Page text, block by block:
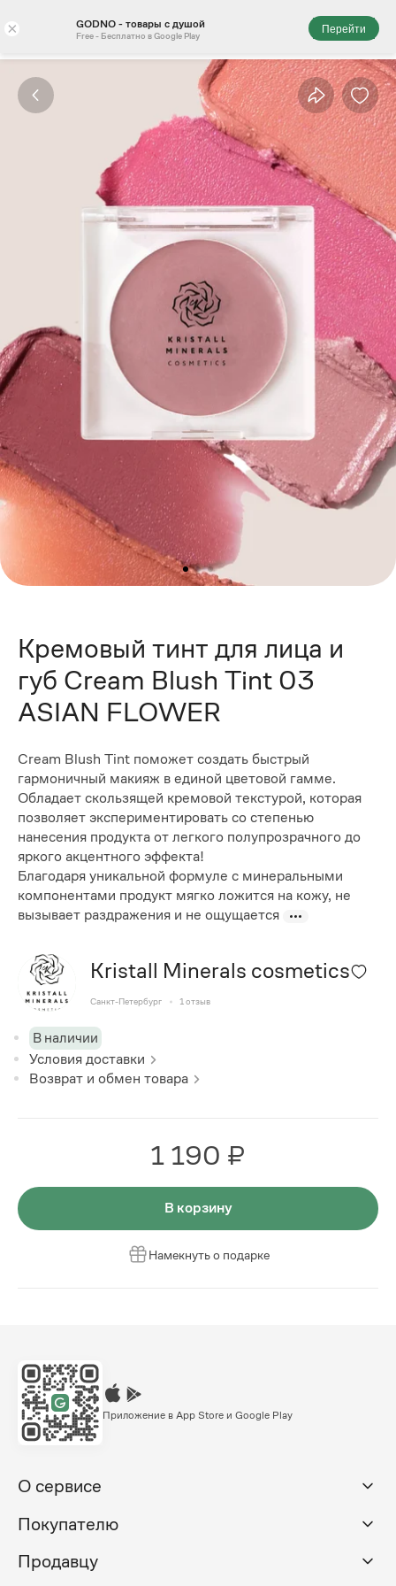
× GODNO - товары с душой
Free - Бесплатно в Google Play
Перейти
Кремовый тинт для лица и
губ Cream Blush Tint 03
ASIAN FLOWER
Cream Blush Tint поможет создать быстрый
гармоничный макияж в единой цветовой гамме.
Обладает скользящей кремовой текстурой, которая
позволяет экспериментировать со степенью
нанесения продукта от легкого полупрозрачного до
яркого акцентного эффекта!
Благодаря уникальной формуле с минеральными
компонентами продукт мягко ложится на кожу, не
вызывает раздражения и не ощущается
Kristall Minerals cosmetics
Санкт-Петербург 1 отзыв
В наличии
Условия доставки
Возврат и обмен товара
1 190 ₽
В корзину
Намекнуть о подарке
Приложение в App Store и Google Play
О сервисе
Покупателю
Продавцу